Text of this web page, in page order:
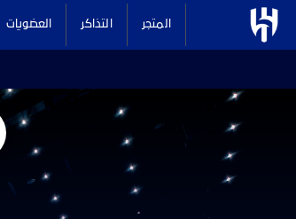
المتجر التذاكر العضويات